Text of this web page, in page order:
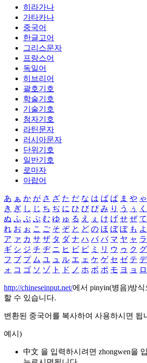
히라가나
가타카나
중국어
한글고어
그리스문자
프랑스어
독일어
히브리어
괄호기호
학술기호
기술기호
첨자기호
라틴문자
러시아문자
단위기호
일반기호
로마자
아랍어
あ ぁ か が さ ざ た だ な は ば ぱ ま や ゃ
き ぎ し じ ち ぢ に ひ び ぴ み り う ぅ く
ぬ ふ ぶ ぷ む ゆ ゅ る え ぇ け げ せ ぜ て
れ お ぉ こ ご そ ぞ と ど の ほ ぼ ぽ も よ
ア ァ カ サ ザ タ ダ ナ ハ バ パ マ ヤ ャ ラ
ギ シ ジ チ ヂ ニ ヒ ビ ピ ミ リ ウ ゥ ク グ
フ ブ プ ム ユ ュ ル エ ェ ケ ゲ セ ゼ テ デ
ォ コ ゴ ソ ゾ ト ド ノ ホ ボ ポ モ ヨ ョ ロ
http://chineseinput.net/에서 pinyin(병음)방
할 수 있습니다.
변환된 중국어를 복사하여 사용하시면 됩
예시)
中文 을 입력하시려면 zhongwen을